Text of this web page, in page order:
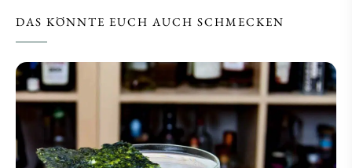
DAS KÖNNTE EUCH AUCH SCHMECKEN